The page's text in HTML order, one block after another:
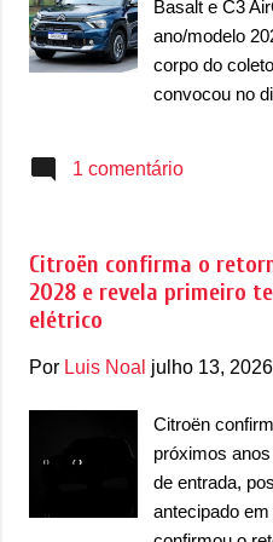
conformidade
unidade de
pode resultar
filtro de
Basalt e C3
ano/modelo
corpo do
convocou no
envolve as
gratuita do
unidades de
comunicado.
realizado na
marca. Em
“foi
no coletor de
1 comentário
Citroën confirma o
2028 e revela primeiro
elétrico
Por Luis Noal julho 13, 2026
Citroën
próximos
de entrada,
antecipado